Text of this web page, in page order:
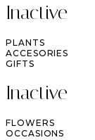
Inactive
PLANTS
ACCESORIES
GIFTS
Inactive
FLOWERS
OCCASIONS